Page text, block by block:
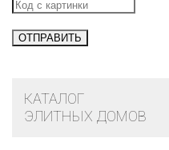
КАТАЛОГ
ЭЛИТНЫХ ДОМОВ